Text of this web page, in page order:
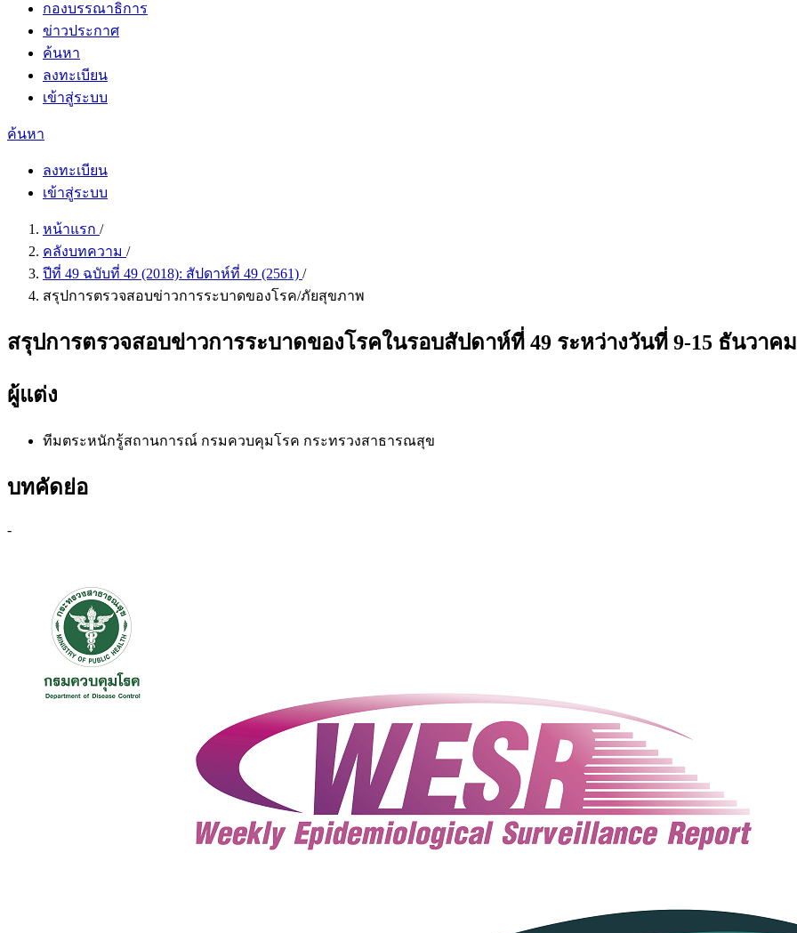
กองบรรณาธิการ
ข่าวประกาศ
ค้นหา
ลงทะเบียน
เข้าสู่ระบบ
ค้นหา
ลงทะเบียน
เข้าสู่ระบบ
หน้าแรก /
คลังบทความ /
ปีที่ 49 ฉบับที่ 49 (2018): สัปดาห์ที่ 49 (2561) /
สรุปการตรวจสอบข่าวการระบาดของโรค/ภัยสุขภาพ
สรุปการตรวจสอบข่าวการระบาดของโรคในรอบสัปดาห์ที่ 49 ระหว่างวันที่ 9-15 ธันวาคม
ผู้แต่ง
ทีมตระหนักรู้สถานการณ์ กรมควบคุมโรค กระทรวงสาธารณสุข
บทคัดย่อ
-